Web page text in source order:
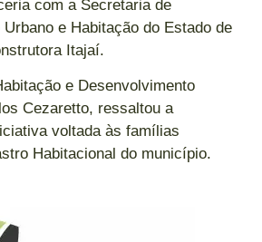
com a Secretaria de
e Habitação do Estado de
Itajaí.
e Desenvolvimento
Cezaretto, ressaltou a
voltada às famílias
Habitacional do município.